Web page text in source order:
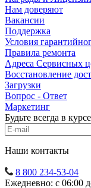
Нам доверяют
Вакансии
Поддержка
Условия
Правила ремонта
Адреса Сервисных
Восстановление
Загрузки
Вопрос - Ответ
Маркетинг
Будьте всегда в курсе
Наши контакты
8 800 234-53-04
Ежедневно: с 06:00